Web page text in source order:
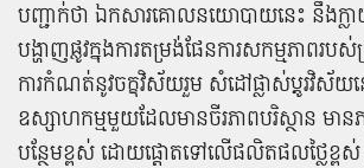
បញ្ជាក់​ថា ឯកសារ​គោលនយោបាយ​នេះ នឹង​ក្ល
បង្ហាញផ្លូវ​ក្នុង​ការ​តម្រង់ផែនការ​សកម្មភាព​រប
ការ​កំណត់​នូវ​ចក្ខុវិស័យ​រួម សំដៅ​ផ្លាស់​ប្តូរ​វិស័យ​ន
ឧស្សាហកម្ម​មួយ​ដែល​មាន​ចីរភាព​បរិស្ថាន មាន​
បន្ថែម​ខ្ពស់ ដោយ​ផ្តោត​ទៅ​លើ​ផលិតផល​ថ្លៃ​ខ្ព